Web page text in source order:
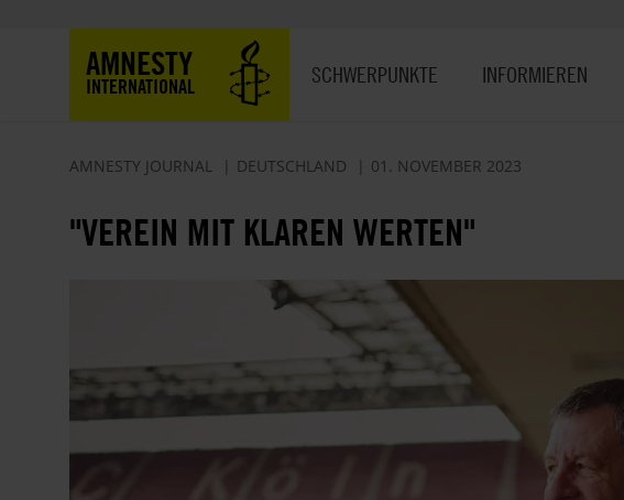
AMNESTY
INTERNATIONAL SCHWERPUNKTE INFORMIEREN
AMNESTY JOURNAL DEUTSCHLAND 01. NOVEMBER 2023
"VEREIN MIT KLAREN WERTEN"